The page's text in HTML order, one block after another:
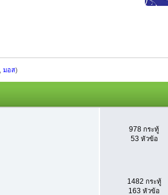
มอส)
978 กระทู้
53 หัวข้อ
1482 กระทู้
163 หัวข้อ